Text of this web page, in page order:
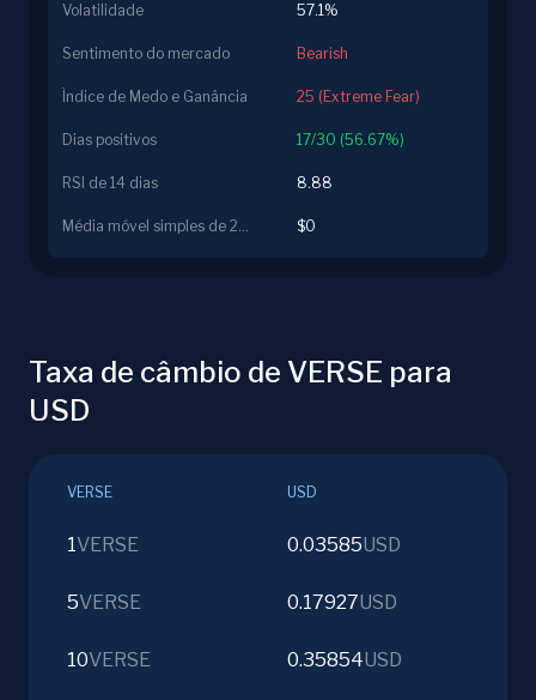
Volatilidade 57.1%
Sentimento do mercado Bearish
Índice de Medo e Ganância 25 (Extreme Fear)
Dias positivos 17/30 (56.67%)
RSI de 14 dias 8.88
Média móvel simples de 200 dias $0
Taxa de câmbio de VERSE para
USD
VERSE USD
1VERSE 0.03585USD
5VERSE 0.17927USD
10VERSE 0.35854USD